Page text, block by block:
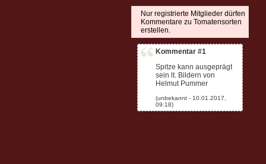
Nur registrierte Mitglieder dürfen
Kommentare zu Tomatensorten
erstellen.
Kommentar #1
Spitze kann ausgeprägt
sein lt. Bildern von
Helmut Pummer